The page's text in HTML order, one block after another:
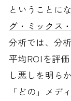
ということに
グ・ミックス
分析では、分
平均ROIを評
し悪しを明ら
「どの」メデ